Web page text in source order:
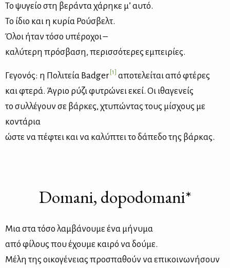
Το ψυγείο στη βεράντα χάρηκε μ’ αυτό.
Το ίδιο και η κυρία Ρούσβελτ.
Όλοι ήταν τόσο υπέροχοι –
καλύτερη πρόσβαση, περισσότερες εμπειρίες.
Γεγονός: η Πολιτεία Badger [1] αποτελείται από φτέρες
και φτερά. Άγριο ρύζι φυτρώνει εκεί. Οι ιθαγενείς
το συλλέγουν σε βάρκες, χτυπώντας τους μίσχους με
κοντάρια
ώστε να πέφτει και να καλύπτει το δάπεδο της βάρκας.
Domani, dopodomani*
Μια στα τόσο λαμβάνουμε ένα μήνυμα
από φίλους που έχουμε καιρό να δούμε.
Μέλη της οικογένειας προσπαθούν να επικοινωνήσουν